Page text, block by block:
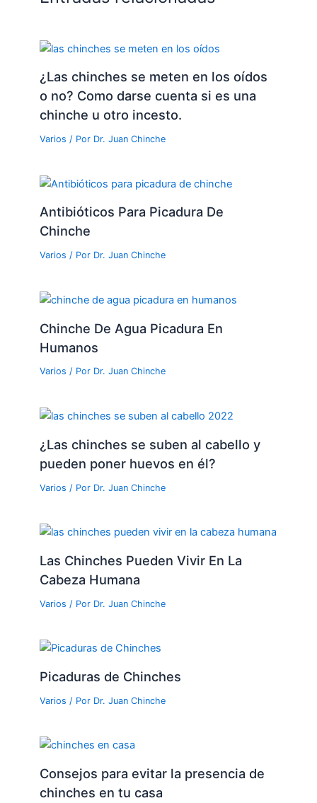
¿Las chinches se meten en los oídos
o no? Como darse cuenta si es una
chinche u otro incesto.
Varios / Por Dr. Juan Chinche
Antibióticos Para Picadura De
Chinche
Varios / Por Dr. Juan Chinche
Chinche De Agua Picadura En
Humanos
Varios / Por Dr. Juan Chinche
¿Las chinches se suben al cabello y
pueden poner huevos en él?
Varios / Por Dr. Juan Chinche
Las Chinches Pueden Vivir En La
Cabeza Humana
Varios / Por Dr. Juan Chinche
Picaduras de Chinches
Varios / Por Dr. Juan Chinche
Consejos para evitar la presencia de
chinches en tu casa